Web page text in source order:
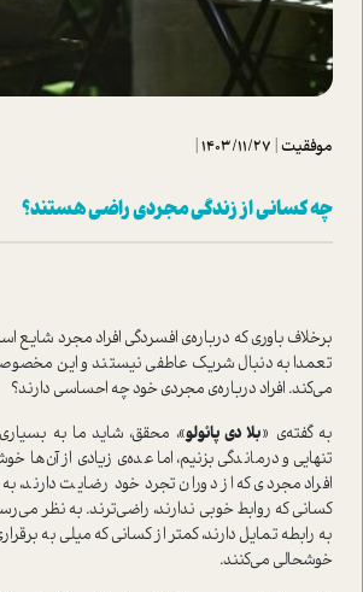
موفقیت|
1403/11/27
|
چه کسانی از زندگی مجردی راضی هستند؟
برخلاف باوری که درباره‌ی افسردگی افراد مجرد شایع
تعمدا به دنبال شریک عاطفی نیستند و این
می‌کند. افراد درباره‌ی مجردی خود چه احساسی دارند؟
به گفته‌ی «بلا دی پائولو»، محقق، شاید ما به
تنهایی و درماندگی بزنیم، اما عده‌ی زیادی از آن‌ها
افراد مجردی که از دوران تجرد خود رضایت دارند،
کسانی که روابط خوبی ندارند، راضی‌ترند. به نظر
به رابطه تمایل دارند، کمتر از کسانی که میلی به
خوشحالی می‌کنند.